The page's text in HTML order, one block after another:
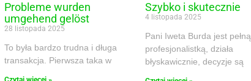
Probleme wurden
umgehend gelöst
28 listopada 2025
To była bardzo trudna i długa
transakcja. Pierwsza taka w
Szybko i skutecznie
4 listopada 2025
Pani Iweta Burda jest pełną
profesjonalistką, działa
błyskawicznie, decyzje są